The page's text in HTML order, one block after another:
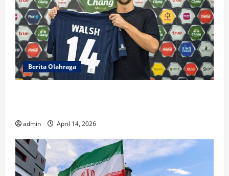
Berita Olahraga
admin April 14, 2026